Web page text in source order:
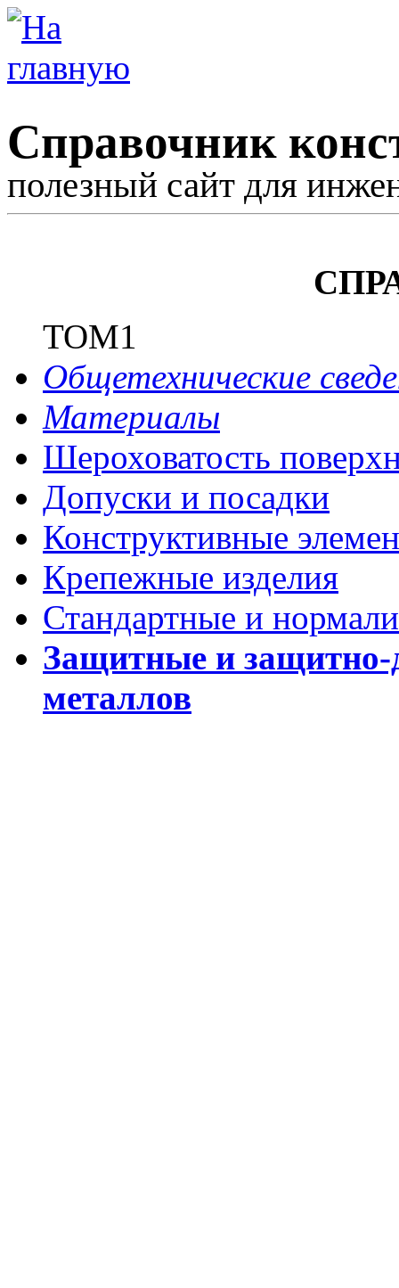
Справочник
полезный сайт для
ТОМ1
Общетехнические
Материалы
Шероховатость
Допуски и посадки
Конструктивные
Крепежные изделия
Стандартные и
Защитные и защитно-
металлов